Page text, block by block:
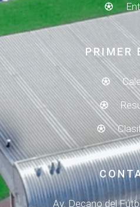
PRIMER
Av. Decano del